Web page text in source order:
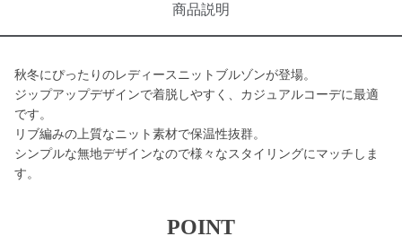
商品説明
秋冬にぴったりのレディースニットブルゾンが登場。
ジップアップデザインで着脱しやすく、カジュアルコーデに最適
です。
リブ編みの上質なニット素材で保温性抜群。
シンプルな無地デザインなので様々なスタイリングにマッチしま
す。
POINT